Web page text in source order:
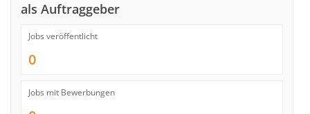
als Auftraggeber
Jobs veröffentlicht
0
Jobs mit Bewerbungen